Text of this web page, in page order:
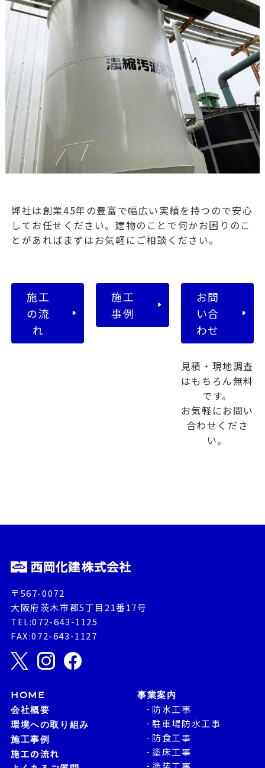
弊社は創業45年の豊富で幅広い実績を持つので安心
してお任せください。建物のことで何かお困りのこ
とがあればまずはお気軽にご相談ください。
施工
の流
れ
施工
事例
お問
い合
わせ
見積・現地調査
はもちろん無料
です。
お気軽にお問い
合わせくださ
い。
〒567-0072
大阪府茨木市郡5丁目21番17号
TEL:072-643-1125
FAX:072-643-1127
HOME
会社概要
環境への取り組み
施工事例
施工の流れ
事業案内
防水工事
駐車場防水工事
防食工事
塗床工事